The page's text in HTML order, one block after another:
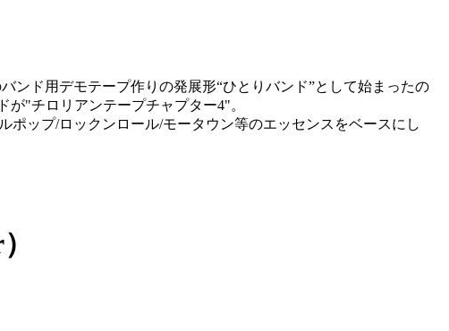
ンド用デモテープ作りの発展形“ひとりバンド”として始まったの
"チロリアンテープチャプター4"。
ップ/ロックンロール/モータウン等のエッセンスをベースにし